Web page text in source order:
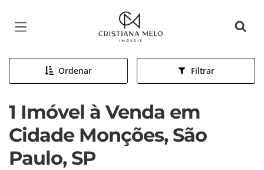
Página inicial
Ordenar Filtrar
1 Imóvel à Venda em
Cidade Monções, São
Paulo, SP